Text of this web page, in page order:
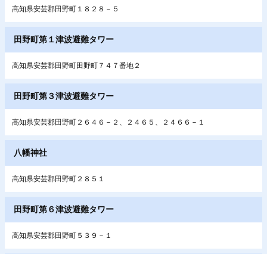
高知県安芸郡田野町１８２８－５
田野町第１津波避難タワー
高知県安芸郡田野町田野町７４７番地２
田野町第３津波避難タワー
高知県安芸郡田野町２６４６－２、２４６５、２４６６－１
八幡神社
高知県安芸郡田野町２８５１
田野町第６津波避難タワー
高知県安芸郡田野町５３９－１